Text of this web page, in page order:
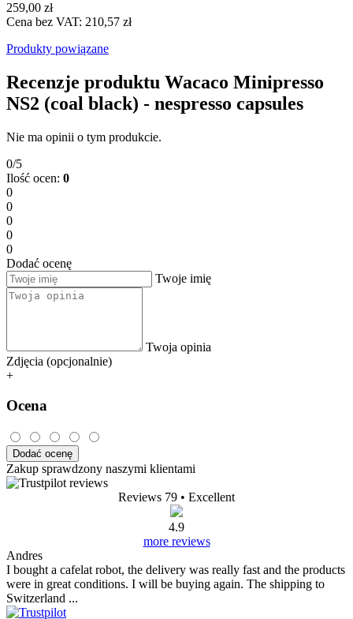
259,00 zł
Cena bez VAT: 210,57 zł
Produkty powiązane
Recenzje produktu Wacaco Minipresso
NS2 (coal black) - nespresso capsules
Nie ma opinii o tym produkcie.
0/5
Ilość ocen: 0
0
0
0
0
0
Dodać ocenę
Twoje imię
Twoja opinia
Zdjęcia (opcjonalnie)
+
Ocena
Dodać ocenę
Zakup sprawdzony naszymi klientami
Reviews 79 • Excellent
4.9
more reviews
Andres
I bought a cafelat robot, the delivery was really fast and the products
were in great conditions. I will be buying again. The shipping to
Switzerland ...